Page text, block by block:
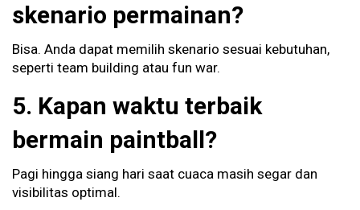
skenario permainan?
Bisa. Anda dapat memilih skenario sesuai kebutuhan,
seperti team building atau fun war.
5. Kapan waktu terbaik
bermain paintball?
Pagi hingga siang hari saat cuaca masih segar dan
visibilitas optimal.